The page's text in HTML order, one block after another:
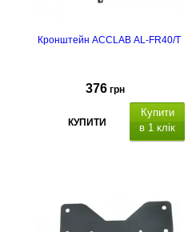
Кронштейн ACCLAB AL-FR40/T
376 грн
КУПИТИ
Купити
в 1 клік